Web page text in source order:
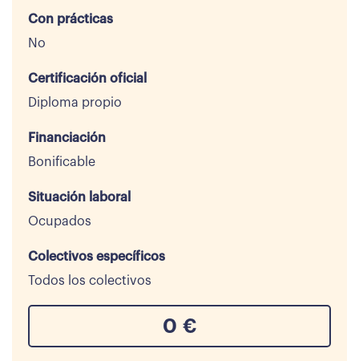
Con prácticas
No
Certificación oficial
Diploma propio
Financiación
Bonificable
Situación laboral
Ocupados
Colectivos específicos
Todos los colectivos
0 €